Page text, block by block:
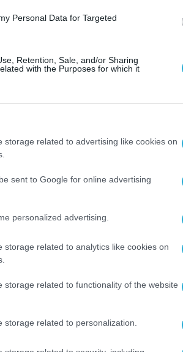
Personal Data for Targeted
Retention, Sale, and/or Sharing
with the Purposes for which it
storage related to advertising like cookies on
sent to Google for online advertising
personalized advertising.
storage related to analytics like cookies on
storage related to functionality of the website
related to personalization.
εξαγοράζει το